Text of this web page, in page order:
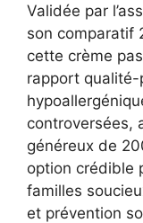
Validée par
son comparatif
cette crème
rapport qualité-
controversées,
généreux de
option crédible
familles
et prévention